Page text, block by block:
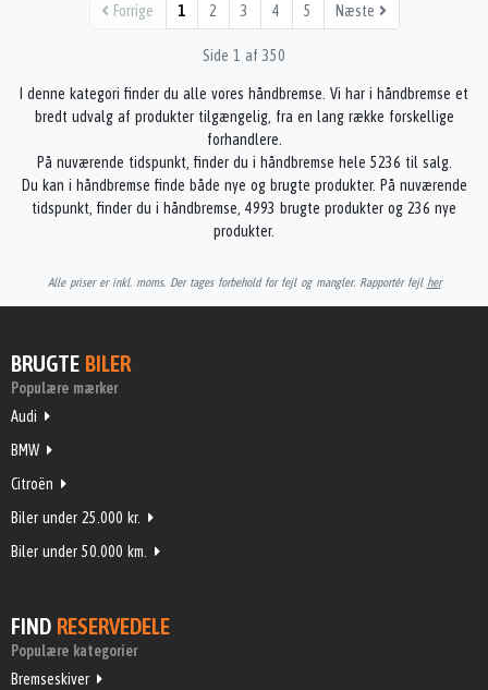
Forrige 1 2 3 4 5 Næste
Side 1 af 350
I denne kategori finder du alle vores håndbremse. Vi har i håndbremse et
bredt udvalg af produkter tilgængelig, fra en lang række forskellige
forhandlere.
På nuværende tidspunkt, finder du i håndbremse hele 5236 til salg.
Du kan i håndbremse finde både nye og brugte produkter. På nuværende
tidspunkt, finder du i håndbremse, 4993 brugte produkter og 236 nye
produkter.
Alle priser er inkl. moms. Der tages forbehold for fejl og mangler. Rapportér fejl her
BRUGTE BILER
Populære mærker
Audi
BMW
Citroën
Biler under 25.000 kr.
Biler under 50.000 km.
FIND RESERVEDELE
Populære kategorier
Bremseskiver